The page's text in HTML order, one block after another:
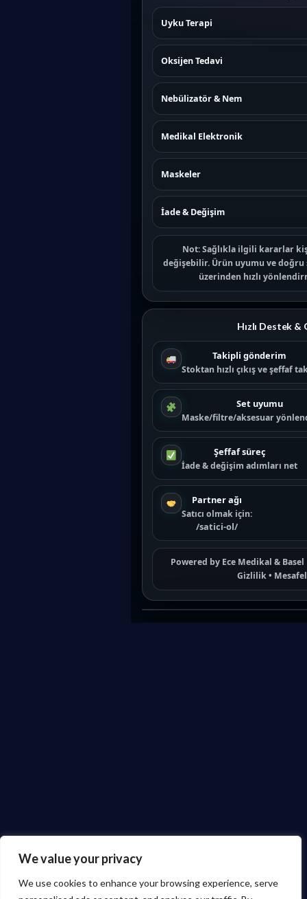
We value your privacy
We use cookies to enhance your browsing experience, serve
Uyku Terapi
Oksijen Tedavi
Nebülizatör & Nem
Medikal Elektronik
Maskeler
İade & Değişim
Not:Sağlıkla ilgili kararlar
değişebilir. Ürün uyumu ve
üzerinden hızlı
Hızlı Destek &
Takipli gönderim
Stoktan hızlı çıkış ve şeffaf
Set uyumu
Maske/filtre/aksesuar
Şeffaf süreç
İade & değişim adımları net
Partner ağı
Satıcı olmak için:
/satici-ol/
Powered by Ece Medikal &
Gizlilik•